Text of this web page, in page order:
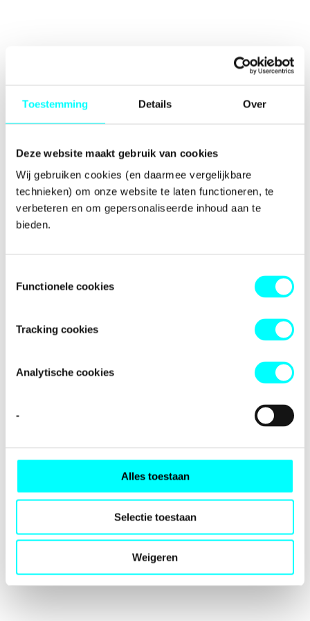
Toestemming Details Over
Deze website maakt gebruik van cookies
Wij gebruiken cookies (en daarmee vergelijkbare
technieken) om onze website te laten functioneren, te
verbeteren en om gepersonaliseerde inhoud aan te
bieden.
Functionele cookies
Tracking cookies
Analytische cookies
-
Alles toestaan
Selectie toestaan
Weigeren
-side exception has occurred while
browser consolefor